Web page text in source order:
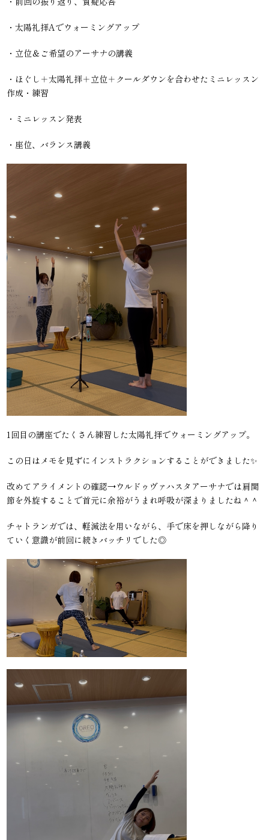
・太陽礼拝Aでウォーミングアップ
・立位＆ご希望のアーサナの講義
・ほぐし＋太陽礼拝＋立位＋クールダウンを合わせたミニレッスン
作成・練習
・ミニレッスン発表
・座位、バランス講義
1回目の講座でたくさん練習した太陽礼拝でウォーミングアップ。
この日はメモを見ずにインストラクションすることができました✨
改めてアライメントの確認→ウルドゥヴァハスタアーサナでは肩関
節を外旋することで首元に余裕がうまれ呼吸が深まりましたね＾＾
チャトランガでは、軽減法を用いながら、手で床を押しながら降り
ていく意識が前回に続きバッチリでした◎